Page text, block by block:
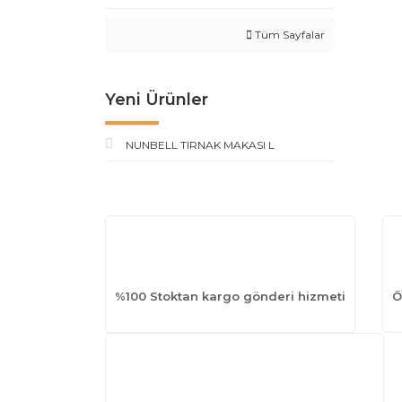
Tüm Sayfalar
Yeni Ürünler
NUNBELL TIRNAK MAKASI L
%100 Stoktan kargo gönderi hizmeti